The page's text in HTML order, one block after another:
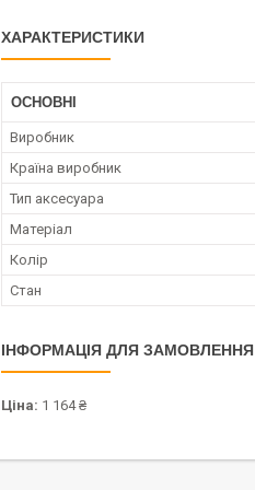
ХАРАКТЕРИСТИКИ
ОСНОВНІ
Виробник
Країна виробник
Тип аксесуара
Матеріал
Колір
Стан
ІНФОРМАЦІЯ ДЛЯ ЗАМОВЛЕННЯ
Ціна: 1 164 ₴